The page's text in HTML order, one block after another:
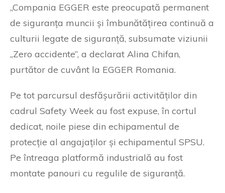
„Compania EGGER este preocupată permanent
de siguranța muncii și îmbunătățirea continuă a
culturii legate de siguranță, subsumate viziunii
„Zero accidente”, a declarat Alina Chifan,
purtător de cuvânt la EGGER Romania.
Pe tot parcursul desfășurării activităților din
cadrul Safety Week au fost expuse, în cortul
dedicat, noile piese din echipamentul de
protecție al angajaților și echipamentul SPSU.
Pe întreaga platformă industrială au fost
montate panouri cu regulile de siguranță.